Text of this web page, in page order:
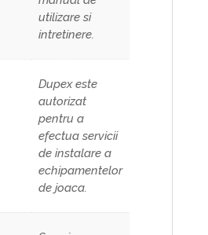
utilizare si
intretinere.
Dupex este
autorizat
pentru a
efectua servicii
de instalare a
echipamentelor
de joaca.